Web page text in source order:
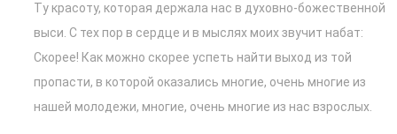
Ту красоту, которая держала нас в духовно-божественной
выси. С тех пор в сердце и в мыслях моих звучит набат:
Скорее! Как можно скорее успеть найти выход из той
пропасти, в которой оказались многие, очень многие из
нашей молодежи, многие, очень многие из нас взрослых.